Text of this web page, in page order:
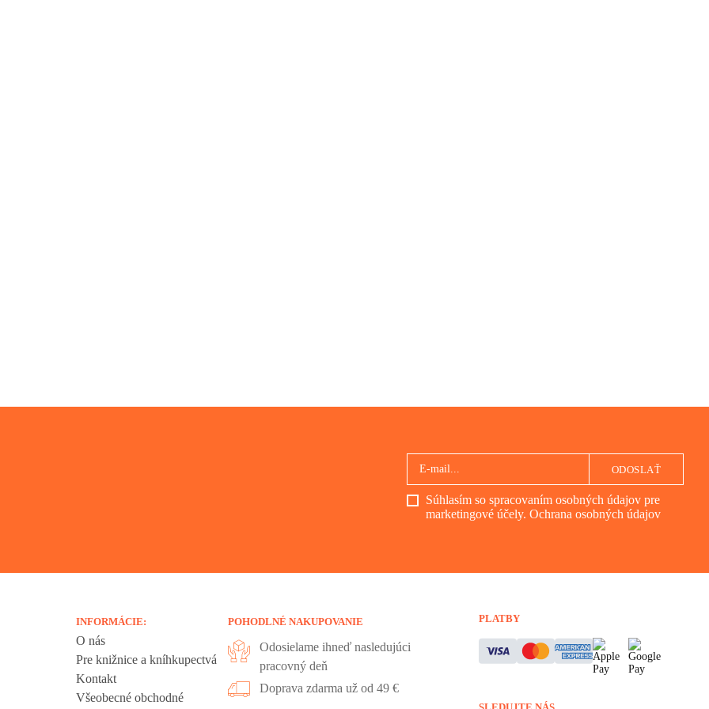
Súhlasím so spracovaním osobných údajov pre
marketingové účely. Ochrana osobných údajov
ODOSLAŤ
INFORMÁCIE:
O nás
Pre knižnice a kníhkupectvá
Kontakt
Všeobecné obchodné
POHODLNÉ NAKUPOVANIE
Odosielame ihneď nasledujúci
pracovný deň
Doprava zdarma už od 49 €
PLATBY